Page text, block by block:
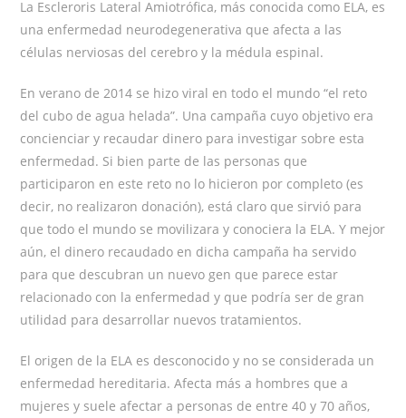
entrada:
La Escleroris Lateral Amiotrófica, más conocida como ELA, es
una enfermedad neurodegenerativa que afecta a las
células nerviosas del cerebro y la médula espinal.
En verano de 2014 se hizo viral en todo el mundo “el reto
del cubo de agua helada”. Una campaña cuyo objetivo era
concienciar y recaudar dinero para investigar sobre esta
enfermedad. Si bien parte de las personas que
participaron en este reto no lo hicieron por completo (es
decir, no realizaron donación), está claro que sirvió para
que todo el mundo se movilizara y conociera la ELA. Y mejor
aún, el dinero recaudado en dicha campaña ha servido
para que descubran un nuevo gen que parece estar
relacionado con la enfermedad y que podría ser de gran
utilidad para desarrollar nuevos tratamientos.
El origen de la ELA es desconocido y no se considerada un
enfermedad hereditaria. Afecta más a hombres que a
mujeres y suele afectar a personas de entre 40 y 70 años,